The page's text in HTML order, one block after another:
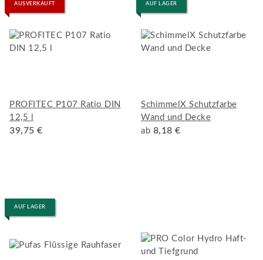
AUSVERKAUFT
PROFITEC P107 Ratio DIN
12,5 l
39,75 €
AUF LAGER
SchimmelX Schutzfarbe
Wand und Decke
ab 8,18 €
AUF LAGER